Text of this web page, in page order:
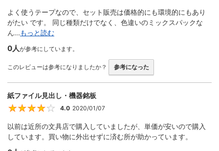
よく使うテープなので、セット販売は価格的にも環境的にもあり
がたい です。 同じ種類だけでなく、色違いのミックスパックな
ん...もっと読む
0人が参考にしています。
このレビューは参考になりましたか？ 参考になった
紙ファイル見出し・機器銘板
4
4.0 2020/01/07
以前は近所の文具店で購入していましたが、単価が安いので購入
しています。買い物に外出せずに済む所が助かっています。